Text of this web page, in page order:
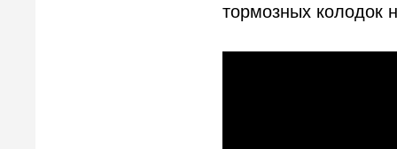
тормозных колодок